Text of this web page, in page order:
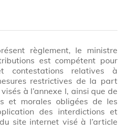
règlement, le ministre
est compétent pour
contestations relatives à
restrictives de la part
à l’annexe I, ainsi que de
et morales obligées de les
des interdictions et
site internet visé à l’article